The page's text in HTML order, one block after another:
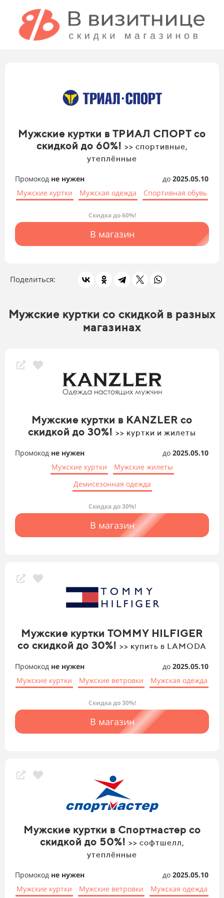
Мужские куртки в ТРИАЛ СПОРТ со
скидкой до 60%! >> спортивные,
утеплённые
Промокод не нужен до 2025.05.10
Мужские куртки
Мужская одежда Спортивная обувь
Скидка до 60%!
В магазин
Поделиться:
Мужские куртки со скидкой в разных
магазинах
Мужские куртки в KANZLER со
скидкой до 30%! >> куртки и жилеты
Промокод не нужен до 2025.05.10
Мужские куртки
Мужские жилеты
Демисезонная одежда
Скидка до 30%!
В магазин
Мужские куртки TOMMY HILFIGER
со скидкой до 30%! >> купить в LAMODA
Промокод не нужен до 2025.05.10
Мужские куртки
Мужские ветровки Мужская одежда
Скидка до 30%!
В магазин
Мужские куртки в Спортмастер со
скидкой до 50%! >> софтшелл,
утеплённые
Промокод не нужен до 2025.05.10
Мужские куртки
Мужские ветровки Мужская одежда